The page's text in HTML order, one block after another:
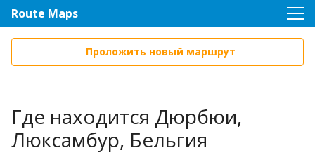
Route Maps
Проложить новый маршрут
Где находится Дюрбюи,
Люксамбур, Бельгия